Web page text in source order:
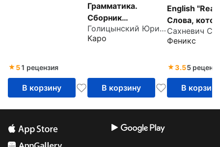
51 рецензия
В корзину
Грамматика.
Сборник
упражнений
Голицынский Юрий Борисович
Каро
В корзину
English
Слова,
путаем. Для
подготовки к
экзаменов
IELTS
Феникс
3.55
В корзину